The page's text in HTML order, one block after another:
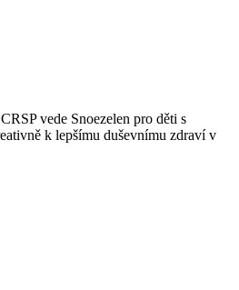
vede Snoezelen pro děti s
k lepšímu duševnímu zdraví v